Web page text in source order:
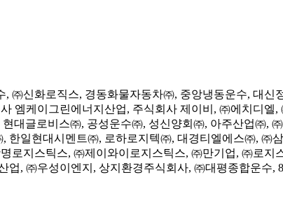
㈜신화로직스, 경동화물자동차㈜, 중앙냉동운수, 대
엠케이그린에너지산업, 주식회사 제이비, ㈜에치디
대글로비스㈜, 공성운수㈜, 성신양회㈜, 아주산업㈜,
일현대시멘트㈜, 로하로지텍㈜, 대경티엘에스㈜, ㈜
로지스틱스, ㈜제이와이로지스틱스, ㈜만기업, ㈜로
업, ㈜우성이엔지, 상지환경주식회사, ㈜대평종합운